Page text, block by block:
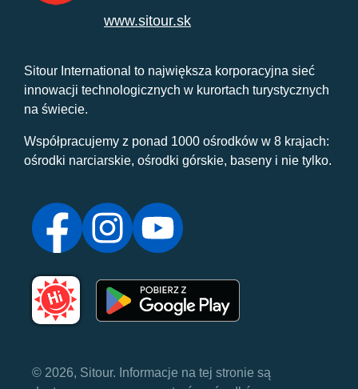
www.sitour.sk
Sitour International to największa korporacyjna sieć
innowacji technologicznych w kurortach turystycznych
na świecie.
Współpracujemy z ponad 1000 ośrodków w 8 krajach:
ośrodki narciarskie, ośrodki górskie, baseny i nie tylko.
© 2026, Sitour. Informacje na tej stronie są